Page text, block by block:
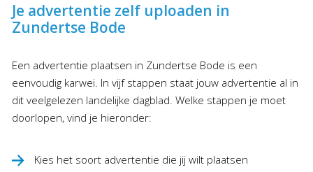
Je advertentie zelf uploaden in
Zundertse Bode
Een advertentie plaatsen in Zundertse Bode is een
eenvoudig karwei. In vijf stappen staat jouw advertentie al in
dit veelgelezen landelijke dagblad. Welke stappen je moet
doorlopen, vind je hieronder:
Kies het soort advertentie die jij wilt plaatsen